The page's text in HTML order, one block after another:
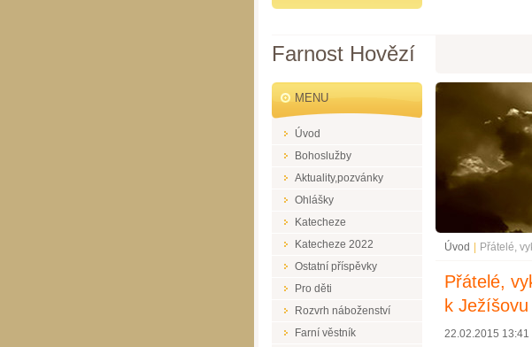
Farnost Hovězí
Úvod | Přátelé,
Přátelé,
k
22.02.2015 13:41
MENU
Úvod
Bohoslužby
Aktuality,pozvánky
Ohlášky
Katecheze
Katecheze 2022
Ostatní příspěvky
Pro děti
Rozvrh náboženství
Farní věstník